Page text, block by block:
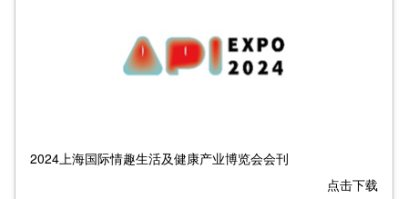
2024上海国际情趣生活及健康产业博览会会刊
点击下载